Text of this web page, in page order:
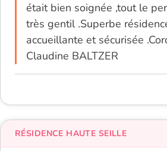
était bien soignée ,tout le
très gentil .Superbe
accueillante et sécurisée
Claudine BALTZER
RÉSIDENCE HAUTE SEILLE